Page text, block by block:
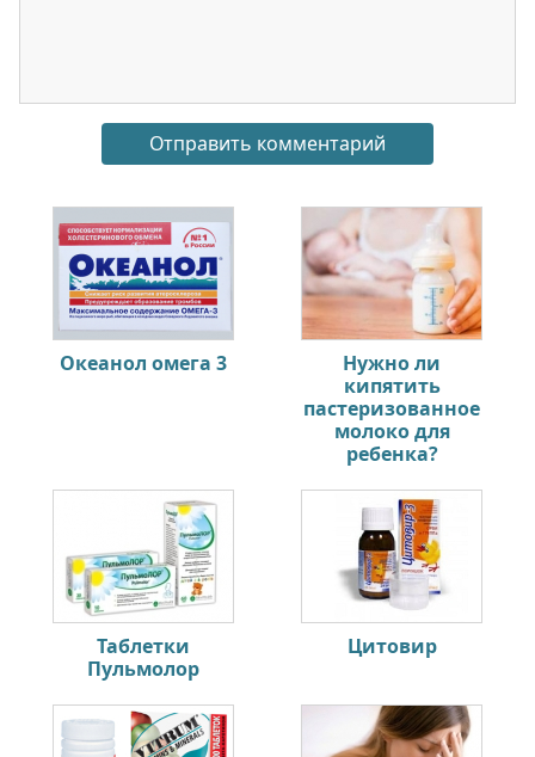
Океанол омега 3
Нужно ли
кипятить
пастеризованное
молоко для
ребенка?
Таблетки
Пульмолор
Цитовир